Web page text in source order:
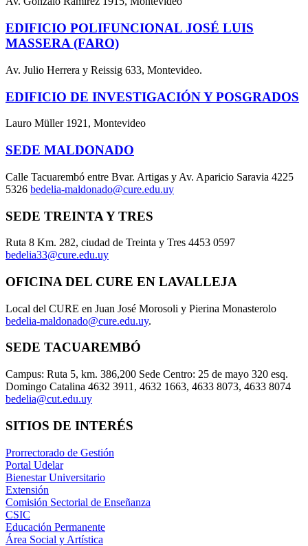
EDIFICIO POLIFUNCIONAL JOSÉ LUIS
MASSERA (FARO)
Av. Julio Herrera y Reissig 633, Montevideo.
EDIFICIO DE INVESTIGACIÓN Y POSGRADOS
Lauro Müller 1921, Montevideo
SEDE MALDONADO
Calle Tacuarembó entre Bvar. Artigas y Av. Aparicio Saravia 4225
5326 bedelia-maldonado@cure.edu.uy
SEDE TREINTA Y TRES
Ruta 8 Km. 282, ciudad de Treinta y Tres 4453 0597
bedelia33@cure.edu.uy
OFICINA DEL CURE EN LAVALLEJA
Local del CURE en Juan José Morosoli y Pierina Monasterolo
bedelia-maldonado@cure.edu.uy.
SEDE TACUAREMBÓ
Campus: Ruta 5, km. 386,200 Sede Centro: 25 de mayo 320 esq.
Domingo Catalina 4632 3911, 4632 1663, 4633 8073, 4633 8074
bedelia@cut.edu.uy
SITIOS DE INTERÉS
Prorrectorado de Gestión
Portal Udelar
Bienestar Universitario
Extensión
Comisión Sectorial de Enseñanza
CSIC
Educación Permanente
Área Social y Artística